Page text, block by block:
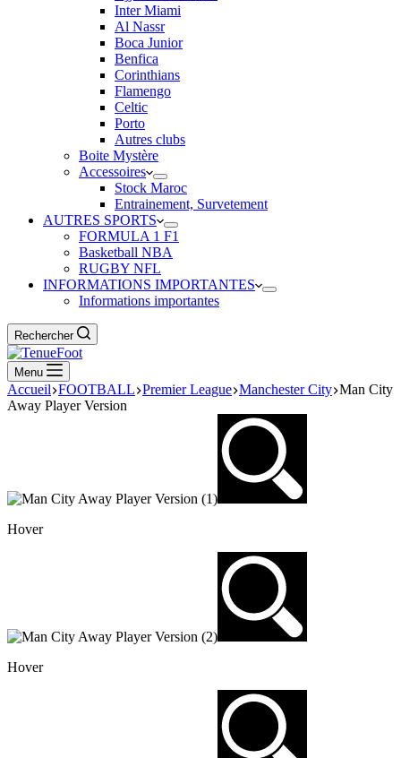
Inter Miami
Al Nassr
Boca Junior
Benfica
Corinthians
Flamengo
Celtic
Porto
Autres clubs
Boite Mystère
Accessoires
Stock Maroc
Entrainement, Survetement
AUTRES SPORTS
FORMULA 1 F1
Basketball NBA
RUGBY NFL
INFORMATIONS IMPORTANTES
Informations importantes
Rechercher
Menu
Accueil FOOTBALL Premier League Manchester City Man City
Away Player Version
Hover
Hover